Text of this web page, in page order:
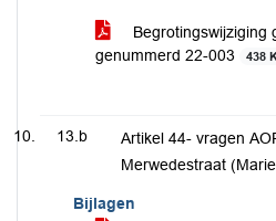
Begrotingswijziging
genummerd 22-003
438
13.b
Artikel 44- vragen
Merwedestraat
Bijlagen